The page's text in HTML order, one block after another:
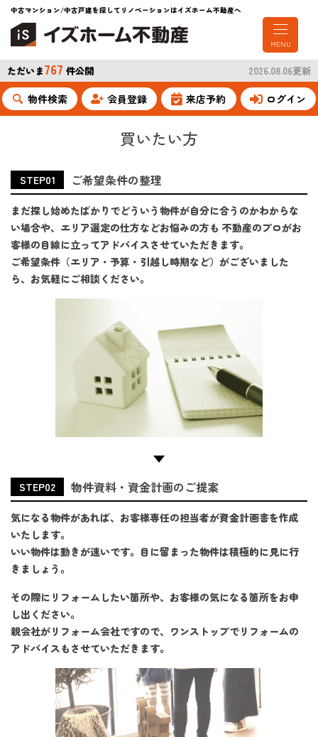
中古マンション/中古戸建を探してリノベーションはイズホーム不動産へ
MENU
ただいま767 件公開 2026.08.06更新
物件検索 会員登録 来店予約 ログイン
買いたい方
STEP01 ご希望条件の整理
まだ探し始めたばかりでどういう物件が自分に合うのかわからな
い場合や、エリア選定の仕方などお悩みの方も 不動産のプロがお
客様の目線に立ってアドバイスさせていただきます。
ご希望条件（エリア・予算・引越し時期など）がございました
ら、お気軽にご相談ください。
STEP02 物件資料・資金計画のご提案
気になる物件があれば、お客様専任の担当者が資金計画書を作成
いたします。
いい物件は動きが速いです。目に留まった物件は積極的に見に行
きましょう。
その際にリフォームしたい箇所や、お客様の気になる箇所をお申
し出ください。
親会社がリフォーム会社ですので、ワンストップでリフォームの
アドバイスもさせていただきます。